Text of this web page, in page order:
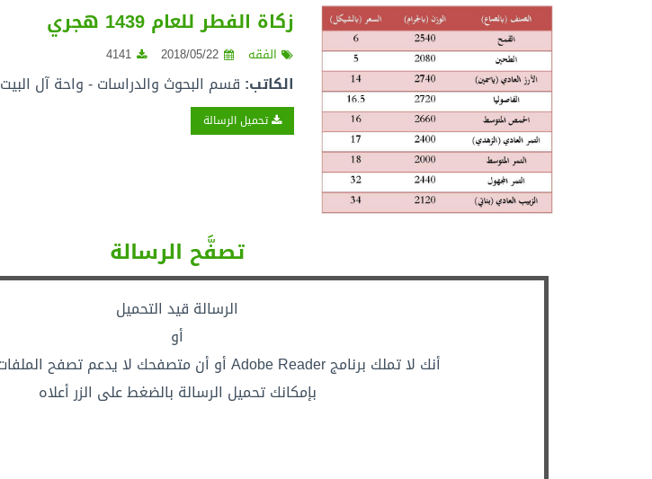
زكاة الفطر للعام 1439 هجري
الفقه 2018/05/22
4141
الكاتب: قسم البحوث والدراسات - واحة آل البيت
تحميل الرسالة
تصفَّح الرسالة
الرسالة قيد التحميل
أو
أنك لا تملك برنامج Adobe Reader أو أن متصفحك لا يدعم تصفح الملفات من نوع PDF
بإمكانك تحميل الرسالة بالضغط على الزر أعلاه